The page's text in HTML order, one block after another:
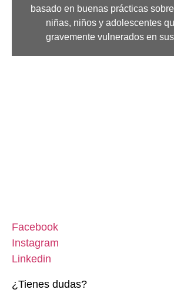
basado en buenas prácticas
niñas, niños y adolescentes
gravemente vulnerados en
Facebook
Instagram
Linkedin
¿Tienes dudas?